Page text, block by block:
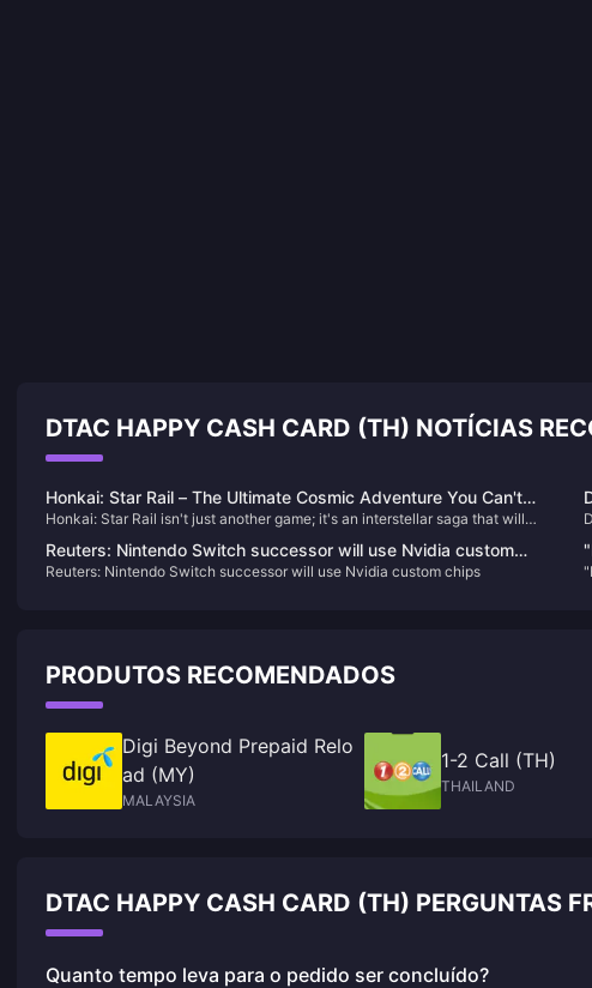
DTAC HAPPY CASH CARD (TH) NOTÍCIAS
Honkai: Star Rail – The Ultimate Cosmic Adventure You Can't
Afford to Miss!
Honkai: Star Rail isn't just another game; it's an interstellar saga that will
Express, journeying through the cosmos, uncovering secrets, and battling
against the enigmatic Honkai. Each character you meet has a story that
Reuters: Nintendo Switch successor will use Nvidia custom
chips
Reuters: Nintendo Switch successor will use Nvidia custom chips
PRODUTOS RECOMENDADOS
Digi Beyond Prepaid Relo
ad (MY)
MALAYSIA
1-2 Call (TH)
THAILAND
DTAC HAPPY CASH CARD (TH) PERGUNTAS
Quanto tempo leva para o pedido ser concluído?